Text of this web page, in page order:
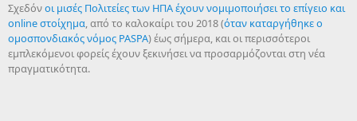
Σχεδόνοι μισές Πολιτείες των ΗΠΑ έχουν νομιμοποιήσει το επίγειο και
online στοίχημα, από το καλοκαίρι του 2018 (όταν καταργήθηκε ο
ομοσπονδιακός νόμος PASPA) έως σήμερα, και οι περισσότεροι
εμπλεκόμενοι φορείς έχουν ξεκινήσει να προσαρμόζονται στη νέα
πραγματικότητα.